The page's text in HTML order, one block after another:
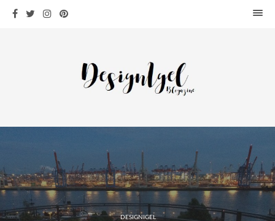
WOHNEN
KÜCHE
KINDERKRAM
DEKO
OUTDOOR
ARCHITEKTUR
ÜBER MICH
DESIGNIGEL